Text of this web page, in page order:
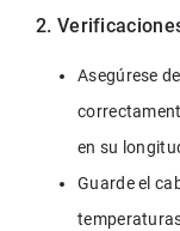
2.
Asegúrese
en su
Guarde el